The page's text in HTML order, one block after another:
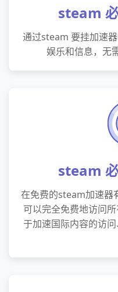
steam
通过steam 要挂加速
娱乐和信息，无
steam
在免费的steam加速器
可以完全免费地访问
于加速国际内容的访